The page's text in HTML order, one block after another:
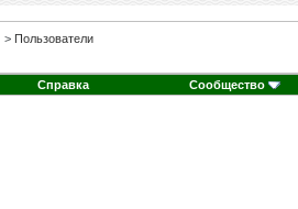
> Пользователи
Справка Сообщество